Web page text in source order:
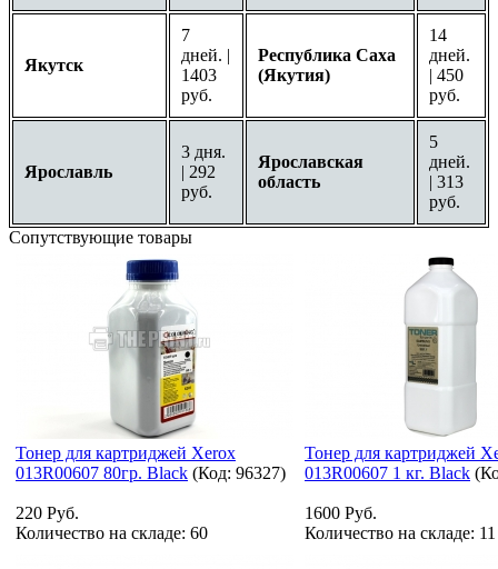
Якутск
7
дней. |
1403
руб.
Республика Саха
(Якутия)
14
дней.
| 450
руб.
Ярославль
3 дня.
| 292
руб.
Ярославская
область
5
дней.
| 313
руб.
Сопутствующие товары
Тонер для картриджей Xerox
013R00607 80гр. Black (Код: 96327)
220 Руб.
Количество на складе: 60
Тонер для картриджей
013R00607 1 кг. Black
1600 Руб.
Количество на складе: 11